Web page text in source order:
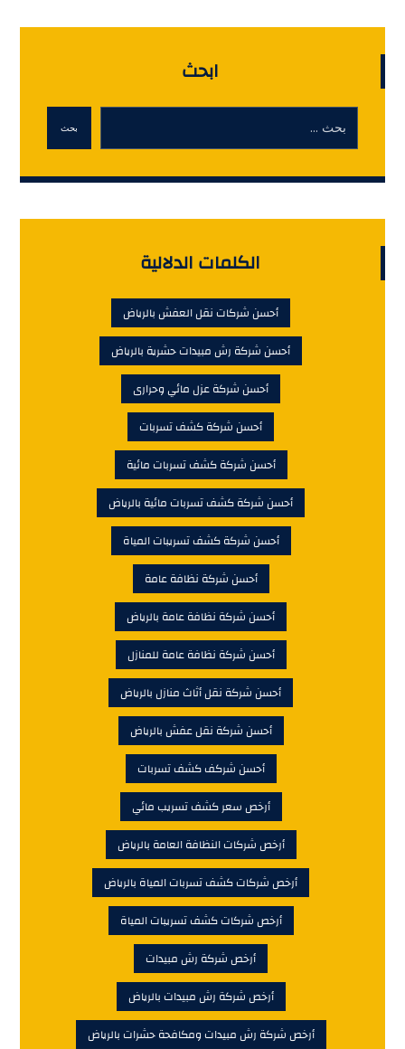
ابحث
بحث
الكلمات الدلالية
أحسن شركات نقل العفش بالرياض
أحسن شركة رش مبيدات حشرية بالرياض
أحسن شركة عزل مائي وحرارى
أحسن شركة كشف تسربات
أحسن شركة كشف تسربات مائية
أحسن شركة كشف تسربات مائية بالرياض
أحسن شركة كشف تسريبات المياة
أحسن شركة نظافة عامة
أحسن شركة نظافة عامة بالرياض
أحسن شركة نظافة عامة للمنازل
أحسن شركة نقل أثاث منازل بالرياض
أحسن شركة نقل عفش بالرياض
أحسن شركف كشف تسربات
أرخص سعر كشف تسريب مائي
أرخص شركات النظافة العامة بالرياض
أرخص شركات كشف تسربات المياة بالرياض
أرخص شركات كشف تسريبات المياة
أرخص شركة رش مبيدات
أرخص شركة رش مبيدات بالرياض
أرخص شركة رش مبيدات ومكافحة حشرات بالرياض